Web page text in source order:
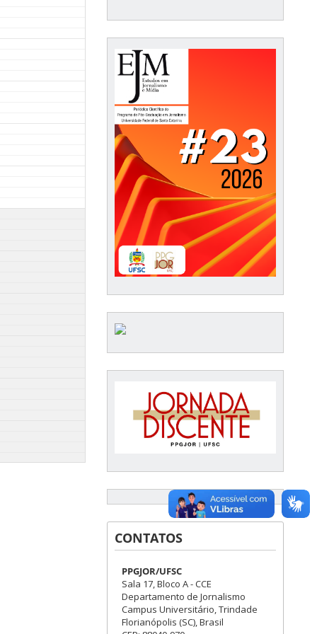
CONTATOS
PPGJOR/UFSC
Sala 17, Bloco A - CCE
Departamento de Jornalismo
Campus Universitário, Trindade
Florianópolis (SC), Brasil